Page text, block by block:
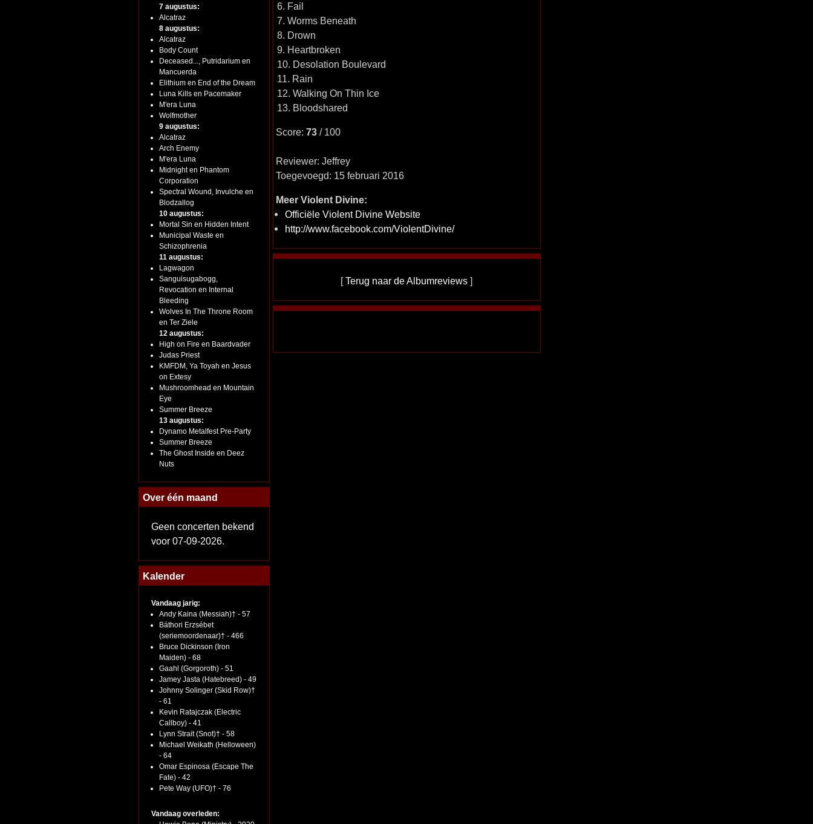
7 augustus:
Alcatraz
8 augustus:
Alcatraz
Body Count
Deceased..., Putridarium en
Mancuerda
Elithium en End of the Dream
Luna Kills en Pacemaker
M'era Luna
Wolfmother
9 augustus:
Alcatraz
Arch Enemy
M'era Luna
Midnight en Phantom
Corporation
Spectral Wound, Invulche en
Blodzallog
10 augustus:
Mortal Sin en Hidden Intent
Municipal Waste en
Schizophrenia
11 augustus:
Lagwagon
Sanguisugabogg,
Revocation en Internal
Bleeding
Wolves In The Throne Room
en Ter Ziele
12 augustus:
High on Fire en Baardvader
Judas Priest
KMFDM, Ya Toyah en Jesus
on Extesy
Mushroomhead en Mountain
Eye
Summer Breeze
13 augustus:
Dynamo Metalfest Pre-Party
Summer Breeze
The Ghost Inside en Deez
Nuts
Over één maand
Geen concerten bekend
voor 07-09-2026.
Kalender
Vandaag jarig:
Andy Kaina (Messiah)† - 57
Báthori Erzsébet
(seriemoordenaar)† - 466
Bruce Dickinson (Iron
Maiden) - 68
Gaahl (Gorgoroth) - 51
Jamey Jasta (Hatebreed) - 49
Johnny Solinger (Skid Row)†
- 61
Kevin Ratajczak (Electric
Callboy) - 41
Lynn Strait (Snot)† - 58
Michael Weikath (Helloween)
- 64
Omar Espinosa (Escape The
Fate) - 42
Pete Way (UFO)† - 76
Vandaag overleden:
6. Fail
7. Worms Beneath
8. Drown
9. Heartbroken
10. Desolation Boulevard
11. Rain
12. Walking On Thin Ice
13. Bloodshared
Score: 73/ 100
Reviewer: Jeffrey
Toegevoegd: 15 februari 2016
Meer Violent Divine:
Officiële Violent Divine Website
http://www.facebook.com/ViolentDivine/
[Terug naar de Albumreviews ]